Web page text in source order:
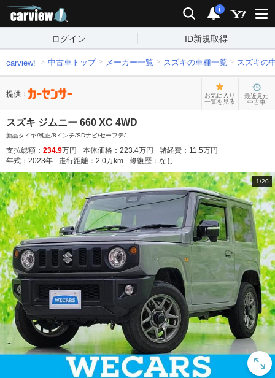
検索 通知
i
ログイン ID新規取得
carview! 中古車トップ メーカー一覧 スズキの車種一覧 スズキの
提供：
お気に入り
一覧を見る
最近見た
中古車
スズキ ジムニー 660 XC 4WD
新品タイヤ/純正/8インチ/SDナビ/セーフテ/
支払総額： 234.9万円 本体価格： 223.4万円 諸経費： 11.5万円
年式： 2023年 走行距離： 2.0万km 修復歴： なし
1/20